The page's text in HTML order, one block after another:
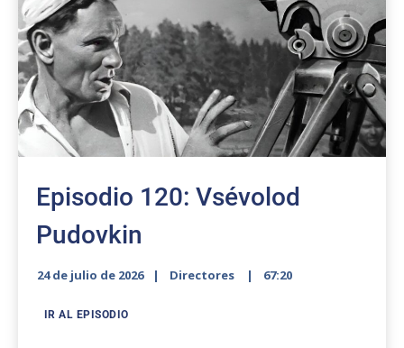
Episodio 120: Vsévolod
Pudovkin
24 de julio de 2026 Directores 67:20
IR AL EPISODIO